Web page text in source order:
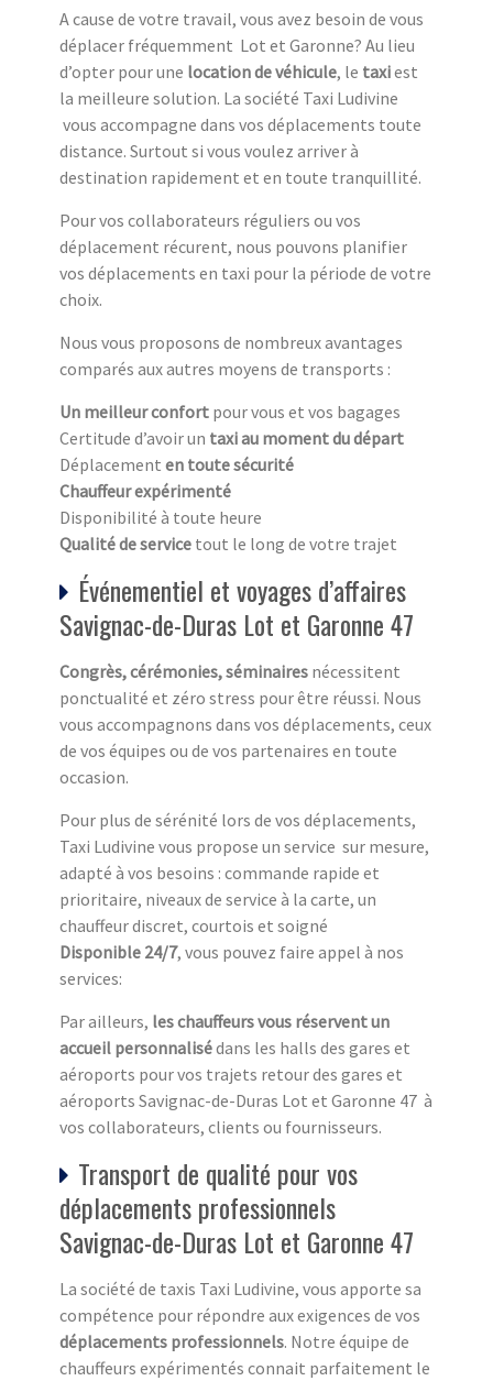
A cause de votre travail, vous avez besoin de vous
déplacer fréquemment Lot et Garonne? Au lieu
d’opter pour une location de véhicule, le taxiest
la meilleure solution. La société Taxi Ludivine
vous accompagne dans vos déplacements toute
distance. Surtout si vous voulez arriver à
destination rapidement et en toute tranquillité.
Pour vos collaborateurs réguliers ou vos
déplacement récurent, nous pouvons planifier
vos déplacements en taxi pour la période de votre
choix.
Nous vous proposons de nombreux avantages
comparés aux autres moyens de transports :
Un meilleur confort pour vous et vos bagages
Certitude d’avoir un taxi au moment du départ
Déplacement en toute sécurité
Chauffeur expérimenté
Disponibilité à toute heure
Qualité de service tout le long de votre trajet
Événementiel et voyages d’affaires
Savignac-de-Duras Lot et Garonne 47
Congrès, cérémonies, séminaires nécessitent
ponctualité et zéro stress pour être réussi. Nous
vous accompagnons dans vos déplacements, ceux
de vos équipes ou de vos partenaires en toute
occasion.
Pour plus de sérénité lors de vos déplacements,
Taxi Ludivine vous propose un service sur mesure,
adapté à vos besoins : commande rapide et
prioritaire, niveaux de service à la carte, un
chauffeur discret, courtois et soigné
Disponible 24/7, vous pouvez faire appel à nos
services:
Par ailleurs, les chauffeurs vous réservent un
accueil personnalisédans les halls des gares et
aéroports pour vos trajets retour des gares et
aéroports Savignac-de-Duras Lot et Garonne 47 à
vos collaborateurs, clients ou fournisseurs.
Transport de qualité pour vos
déplacements professionnels
Savignac-de-Duras Lot et Garonne 47
La société de taxis Taxi Ludivine, vous apporte sa
compétence pour répondre aux exigences de vos
déplacements professionnels. Notre équipe de
chauffeurs expérimentés connait parfaitement le